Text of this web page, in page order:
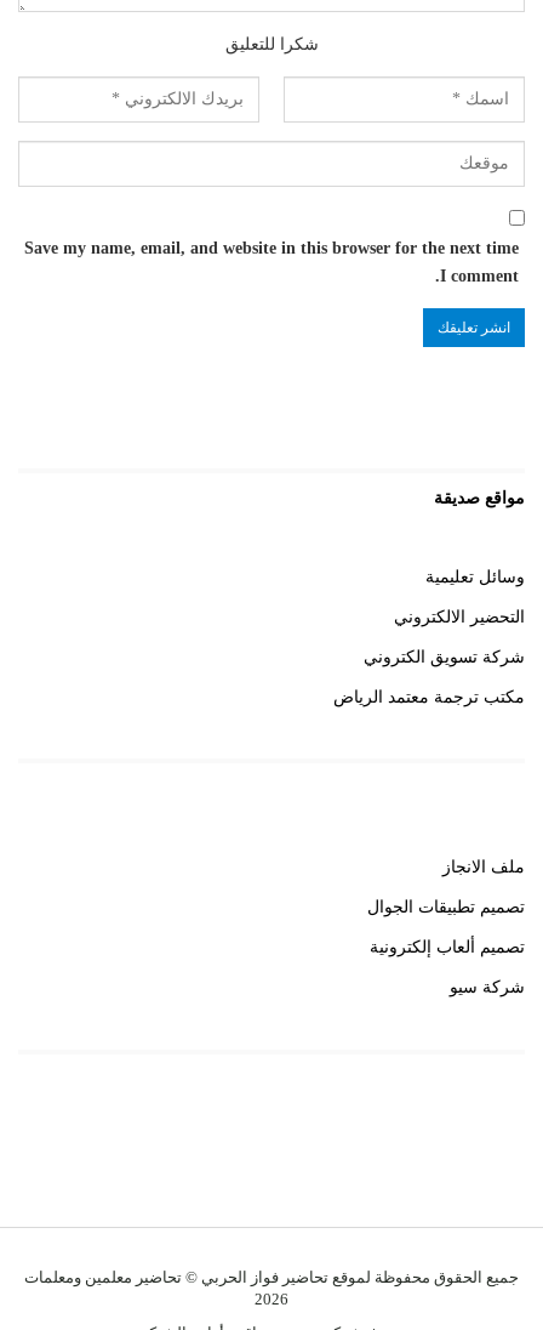
شكرا للتعليق
Save my name, email, and website in this browser for the next time
I comment.
مواقع صديقة
وسائل تعليمية
التحضير الالكتروني
شركة تسويق الكتروني
مكتب ترجمة معتمد الرياض
ملف الانجاز
تصميم تطبيقات الجوال
تصميم ألعاب إلكترونية
شركة سيو
جميع الحقوق محفوظة لموقع تحاضير فواز الحربي © تحاضير معلمين ومعلمات
2026